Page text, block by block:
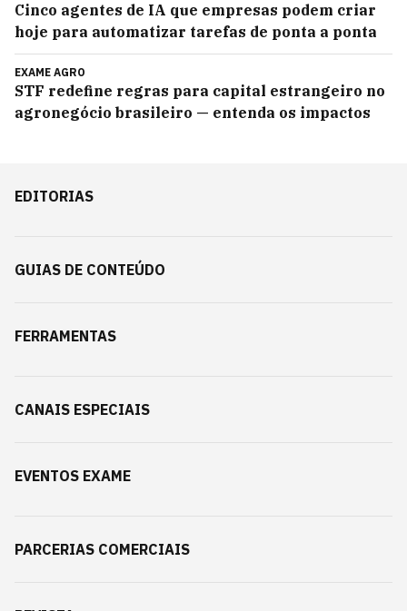
Cinco agentes de IA que empresas podem criar
hoje para automatizar tarefas de ponta a ponta
EXAME AGRO
STF redefine regras para capital estrangeiro no
agronegócio brasileiro — entenda os impactos
EDITORIAS
GUIAS DE CONTEÚDO
FERRAMENTAS
CANAIS ESPECIAIS
EVENTOS EXAME
PARCERIAS COMERCIAIS